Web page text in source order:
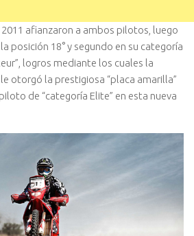
afianzaron a ambos pilotos, luego
posición 18° y segundo en su categoría
logros mediante los cuales la
otorgó la prestigiosa “placa amarilla”
de “categoría Elite” en esta nueva